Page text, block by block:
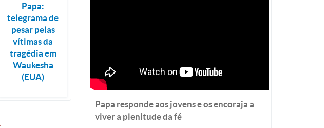
Papa:
telegrama de
pesar pelas
vítimas da
tragédia em
Waukesha
(EUA)
Papa responde aos jovens e os encoraja a
viver a plenitude da fé